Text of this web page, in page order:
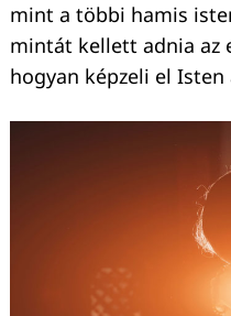
mint a többi hamis
mintát kellett adnia az
hogyan képzeli el